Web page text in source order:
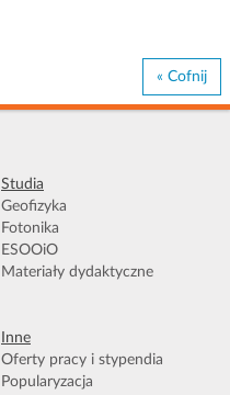
« Cofnij
Studia
Geofizyka
Fotonika
ESOOiO
Materiały dydaktyczne
Inne
Oferty pracy i stypendia
Popularyzacja